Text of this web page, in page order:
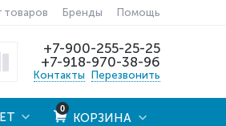
товаров Бренды Помощь
+7-900-255-25-25
+7-918-970-38-96
Контакты Перезвонить
0
КОРЗИНА